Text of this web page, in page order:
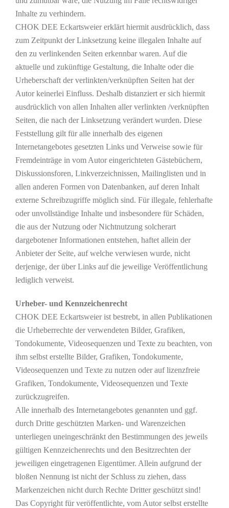
Inhalte zu verhindern.
CHOK DEE Eckartsweier erklärt hiermit ausdrücklich, dass
zum Zeitpunkt der Linksetzung keine illegalen Inhalte auf
den zu verlinkenden Seiten erkennbar waren. Auf die
aktuelle und zukünftige Gestaltung, die Inhalte oder die
Urheberschaft der verlinkten/verknüpften Seiten hat der
Autor keinerlei Einfluss. Deshalb distanziert er sich hiermit
ausdrücklich von allen Inhalten aller verlinkten /verknüpften
Seiten, die nach der Linksetzung verändert wurden. Diese
Feststellung gilt für alle innerhalb des eigenen
Internetangebotes gesetzten Links und Verweise sowie für
Fremdeinträge in vom Autor eingerichteten Gästebüchern,
Diskussionsforen, Linkverzeichnissen, Mailinglisten und in
allen anderen Formen von Datenbanken, auf deren Inhalt
externe Schreibzugriffe möglich sind. Für illegale, fehlerhafte
oder unvollständige Inhalte und insbesondere für Schäden,
die aus der Nutzung oder Nichtnutzung solcherart
dargebotener Informationen entstehen, haftet allein der
Anbieter der Seite, auf welche verwiesen wurde, nicht
derjenige, der über Links auf die jeweilige Veröffentlichung
lediglich verweist.
Urheber- und Kennzeichenrecht
CHOK DEE Eckartsweier ist bestrebt, in allen Publikationen
die Urheberrechte der verwendeten Bilder, Grafiken,
Tondokumente, Videosequenzen und Texte zu beachten, von
ihm selbst erstellte Bilder, Grafiken, Tondokumente,
Videosequenzen und Texte zu nutzen oder auf lizenzfreie
Grafiken, Tondokumente, Videosequenzen und Texte
zurückzugreifen.
Alle innerhalb des Internetangebotes genannten und ggf.
durch Dritte geschützten Marken- und Warenzeichen
unterliegen uneingeschränkt den Bestimmungen des jeweils
gültigen Kennzeichenrechts und den Besitzrechten der
jeweiligen eingetragenen Eigentümer. Allein aufgrund der
bloßen Nennung ist nicht der Schluss zu ziehen, dass
Markenzeichen nicht durch Rechte Dritter geschützt sind!
Das Copyright für veröffentlichte, vom Autor selbst erstellte